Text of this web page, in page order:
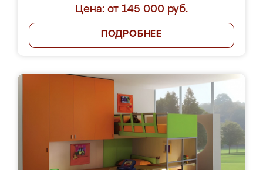
Цена: от 145 000 руб.
ПОДРОБНЕЕ